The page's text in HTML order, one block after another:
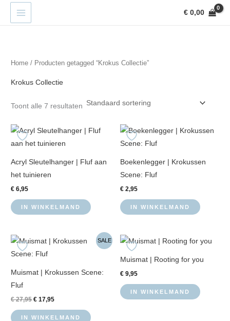
€0,00
Home / Producten getagged “Krokus Collectie”
Krokus Collectie
Toont alle 7 resultaten
Acryl Sleutelhanger | Fluf aan
het tuinieren
€ 6,95
IN WINKELMAND
Boekenlegger | Krokussen
Scene: Fluf
€ 2,95
IN WINKELMAND
SALE
Muismat | Krokussen Scene:
Fluf
€27,95
Oorspronkelijke
was:
€ 17,95
Huidige
IN WINKELMAND
Muismat | Rooting for you
€ 9,95
IN WINKELMAND